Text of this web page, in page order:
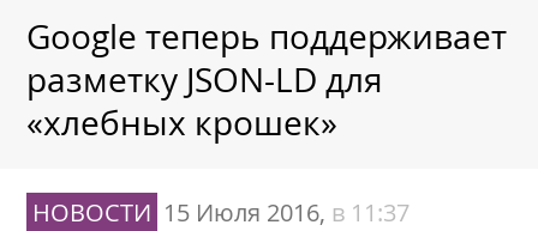
Google теперь поддерживает
разметку JSON-LD для
«хлебных крошек»
НОВОСТИ 15 Июля 2016, в 11:37